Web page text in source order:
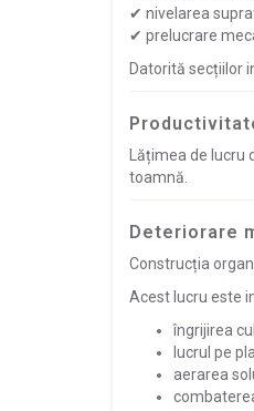
✔ nivelarea
✔ prelucrare
Datorită secțiilor
Lățimea de lucru
toamnă.
Deteriorare
Construcția
Acest lucru este
îngrijirea
lucrul pe
aerarea